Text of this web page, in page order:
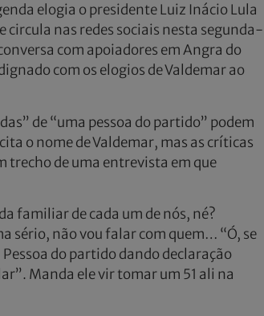
elogia o presidente Luiz Inácio Lula
circula nas redes sociais nesta segunda-
com apoiadores em Angra do
com os elogios de Valdemar ao
de “uma pessoa do partido” podem
o nome de Valdemar, mas as críticas
trecho de uma entrevista em que
familiar de cada um de nós, né?
sério, não vou falar com quem… “Ó, se
do partido dando declaração
Manda ele vir tomar um 51 ali na